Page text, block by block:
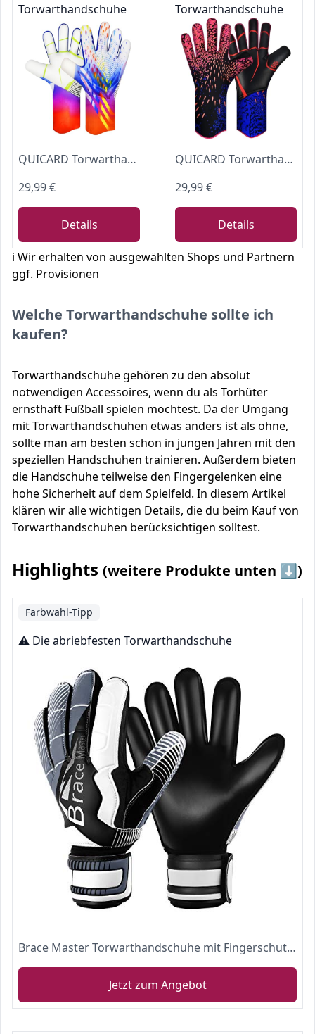
Torwarthandschuhe
QUICARD Torwarthandschuhe, Gute Griffigkeit fußball Handschuhe Kinder in den Größen 6/7/8/9/10,Starker Empfänger für Jugendliche, Erwachsene, Kinder (Weiß, 6)
29,99 €
Details
Torwarthandschuhe
QUICARD Torwarthandschuhe, Professionelle fußball Handschuhe Kinder in den Größen 6/7/8/9/10,Starker Empfänger für Herren, Jungen, Jugendliche, Erwachsene, Kinder (Rot, 6)
29,99 €
Details
ℹ️ Wir erhalten von ausgewählten Shops und Partnern
ggf. Provisionen
Welche Torwarthandschuhe sollte ich
kaufen?
Torwarthandschuhe gehören zu den absolut
notwendigen Accessoires, wenn du als Torhüter
ernsthaft Fußball spielen möchtest. Da der Umgang
mit Torwarthandschuhen etwas anders ist als ohne,
sollte man am besten schon in jungen Jahren mit den
speziellen Handschuhen trainieren. Außerdem bieten
die Handschuhe teilweise den Fingergelenken eine
hohe Sicherheit auf dem Spielfeld. In diesem Artikel
klären wir alle wichtigen Details, die du beim Kauf von
Torwarthandschuhen berücksichtigen solltest.
Highlights (weitere Produkte unten ⬇️)
Farbwahl-Tipp
⚠️ Die abriebfesten Torwarthandschuhe
Brace Master Torwarthandschuhe mit Fingerschutz,Protect & Super-Grip 3+3MM Handflächen Fussball Torwarthandschuhe Kinder Herren & Erwachsene - Diverse Größe und Farben
Jetzt zum Angebot